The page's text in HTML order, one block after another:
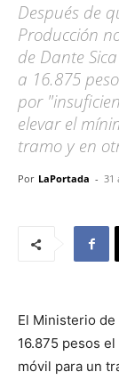
Después de
Producción
de Dante
a 16.875
por
elevar el
tramo y en
Por LaPortada - 31
El Ministerio
16.875 pesos
móvil para un